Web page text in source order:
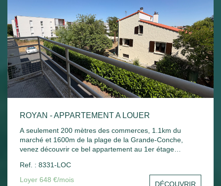
ROYAN - APPARTEMENT A LOUER
A seulement 200 mètres des commerces, 1.1km du
marché et 1600m de la plage de la Grande-Conche,
venez découvrir ce bel appartement au 1er étage
chambre, un balcon donnant sur le séjour et la chambre,
une salle de bain, un wc et un stationnement commun.
Ref. : 8331-LOC
Loyer 648 €/mois
DÉCOUVRIR